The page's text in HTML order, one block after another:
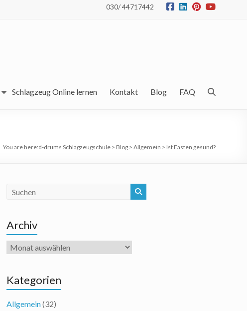
030/ 44717442
Schlagzeug Online lernen Kontakt Blog FAQ
You are here:d-drums Schlagzeugschule > Blog > Allgemein > Ist Fasten gesund?
Archiv
Archiv
Kategorien
Allgemein(32)